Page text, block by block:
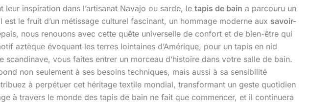
inspiration dans l’artisanat Navajo ou sarde, le tapis de bain a parcouru un
le fruit d’un métissage culturel fascinant, un hommage moderne aux savoir-
nous renouons avec cette quête universelle de confort et de bien-être qui
aztèque évoquant les terres lointaines d’Amérique, pour un tapis en nid
vous faites entrer un morceau d’histoire dans votre salle de bain.
non seulement à ses besoins techniques, mais aussi à sa sensibilité
à perpétuer cet héritage textile mondial, transformant un geste quotidien
à travers le monde des tapis de bain ne fait que commencer, et il continuera